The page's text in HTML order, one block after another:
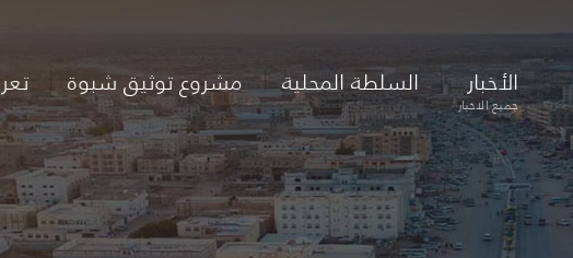
الأخبار
جميع الاخبار
السلطة المحلية مشروع توثيق شبوة